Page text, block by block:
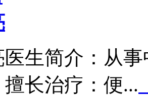
生简介：从
长治疗：便...